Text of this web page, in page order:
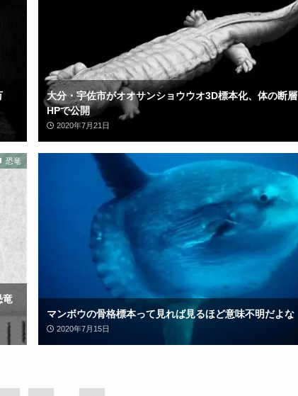
大分・宇佐市がオオサンショウウオ3D標本化、体の断
HPで公開
2020年7月21日
恐竜
竜
マンボウの骨格標本って見れば見るほど意味不明だよな
2020年7月15日